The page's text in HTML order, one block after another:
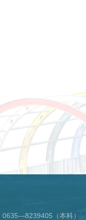
0635—8239405（本科）